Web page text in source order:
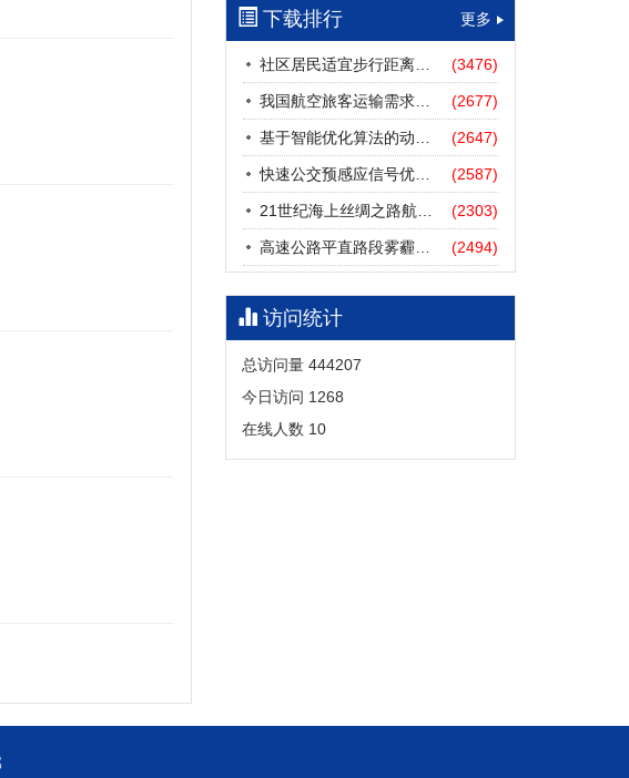
下载排行 更多
社区居民适宜步行距离阈值研究 (3476)
我国航空旅客运输需求预测——基于计量经济学与系统动力学组合模型 (2677)
(2647)
快速公交预感应信号优先协调控制策略 (2587)
(2303)
高速公路平直路段雾霾天气下的IDM跟驰模型分析 (2494)
访问统计
总访问量 444207
今日访问 1268
在线人数 10